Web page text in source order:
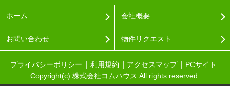
ホーム 会社概要
お問い合わせ 物件リクエスト
プライバシーポリシー 利用規約 アクセスマップ
PCサイト
Copyright(c) 株式会社コムハウス All rights reserved.